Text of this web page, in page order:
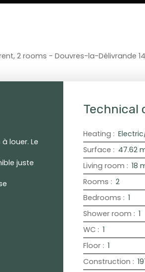
2 rooms - Douvres-la-Délivrande
louer. Le
juste
Technical
Heating :
Surface : 47.62
Living room : 18
Rooms : 2
Bedrooms : 1
Shower room : 1
WC : 1
Floor : 1
Construction :